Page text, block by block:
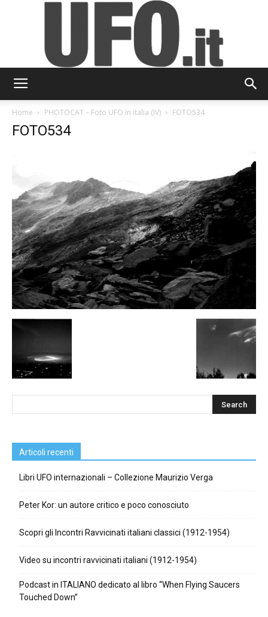
Home PHOTOCAT – Foto UFO in italia (IV) FOTO534
FOTO534
Articoli recenti
Libri UFO internazionali – Collezione Maurizio Verga
Peter Kor: un autore critico e poco conosciuto
Scopri gli Incontri Ravvicinati italiani classici (1912-1954)
Video su incontri ravvicinati italiani (1912-1954)
Podcast in ITALIANO dedicato al libro “When Flying Saucers
Touched Down”